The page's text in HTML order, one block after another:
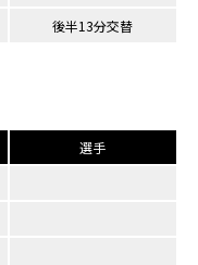
後半13分交替
選手